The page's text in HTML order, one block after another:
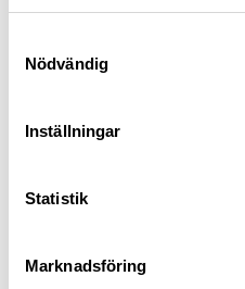
personuppgifter kan användas
Nödvändig
Inställningar
Statistik
Marknadsföring